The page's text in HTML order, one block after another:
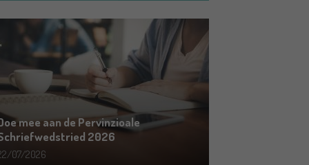
mee aan de Pervinzioale
2026
07/2026